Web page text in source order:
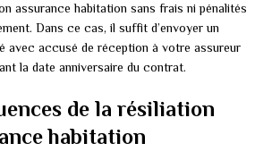
assurance habitation sans frais ni pénalités
Dans ce cas, il suffit d’envoyer un
avec accusé de réception à votre assureur
la date anniversaire du contrat.
de la résiliation
habitation